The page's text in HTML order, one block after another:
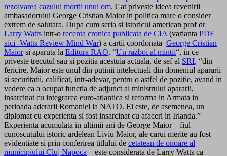
rezolvarea cazului morții unui om. Cat priveste ideea revenirii
ambasadorului George Cristian Maior in politica mare o consider
extrem de salutara. Dupa cum scria si istoricul american prof dr
Larry Watts intr-o recenta cronica publicata de CIA (varianta PDF
aici -Watts Review Mind War) a cartii coordonata George Cristian
Maiorsi aparuta la Editura RAO, “Un razboi al mintii“, in ce
priveste trecutul sau si pozitia acestuia actuala, de sef al SRI, “din
fericire, Maior este unul din putinii intelectuali din domeniul apararii
si securitatii, calificat, intr-adevar, pentru o astfel de pozitie, avand in
vedere ca a ocupat functia de adjunct al ministrului apararii,
insarcinat cu integrarea euro-atlantica si reforma in Armata in
perioada aderarii Romaniei la NATO. El este, de asemenea, un
diplomat cu experienta si fost insarcinat cu afaceri in Irlanda.”
Experienta acumulata in ultimii ani de George Maior – fiul
cunoscutului istoric ardelean Liviu Maior, ale carui merite au fost
evidentiate si prin conferirea titlului de cetatean de onoare al
municipiului Cluj Napoca – este considerata de Larry Watts ca